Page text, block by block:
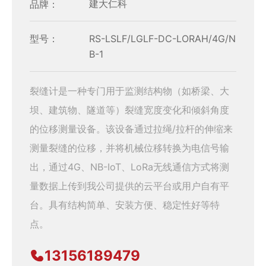
品牌： 建大仁科
型号：
RS-LSLF/LGLF-DC-LORAH/4G/N
B-1
裂缝计是一种专门用于监测结构物（如桥梁、大
坝、建筑物、隧道等）裂缝宽度变化和倾斜角度
的位移测量设备。该设备通过拉绳/拉杆的伸缩来
测量裂缝的位移，并将机械位移转换为电信号输
出，通过4G、NB-IoT、LoRa无线通信方式将测
量数据上传到我公司提供的云平台或用户自有平
台。具有结构简单、安装方便、稳定性好等特
点。
13156189479